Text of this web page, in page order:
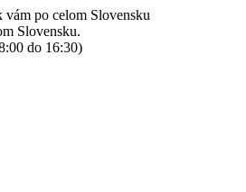
po celom Slovensku
Slovensku.
do 16:30)